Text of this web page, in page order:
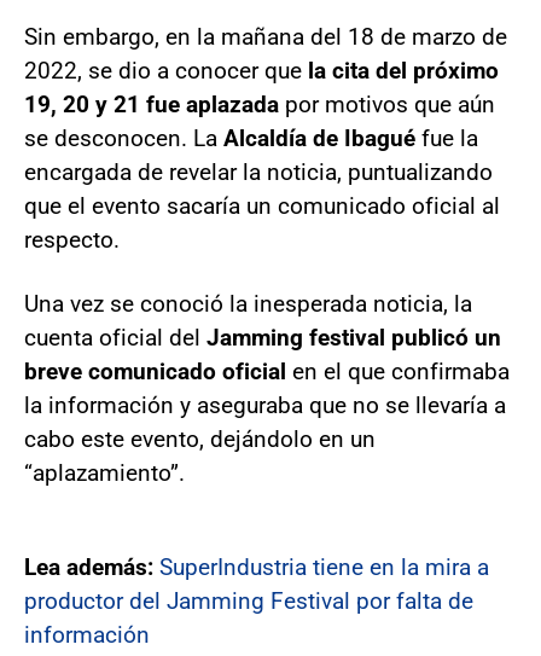
Sin embargo, en la mañana del 18 de marzo de
2022, se dio a conocer que la cita del próximo
19, 20 y 21 fue aplazada por motivos que aún
se desconocen. La Alcaldía de Ibagué fue la
encargada de revelar la noticia, puntualizando
que el evento sacaría un comunicado oficial al
respecto.
Una vez se conoció la inesperada noticia, la
cuenta oficial del Jamming festival publicó un
breve comunicado oficial en el que confirmaba
la información y aseguraba que no se llevaría a
cabo este evento, dejándolo en un
“aplazamiento”.
Lea además: SuperIndustria tiene en la mira a
productor del Jamming Festival por falta de
información